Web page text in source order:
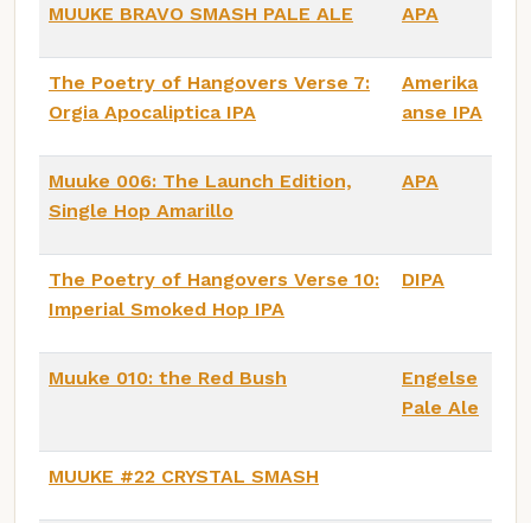
MUUKE BRAVO SMASH PALE ALE APA
The Poetry of Hangovers Verse 7:
Orgia Apocaliptica IPA
Amerika
anse IPA
Muuke 006: The Launch Edition,
Single Hop Amarillo
APA
The Poetry of Hangovers Verse 10:
Imperial Smoked Hop IPA
DIPA
Muuke 010: the Red Bush
Engelse
Pale Ale
MUUKE #22 CRYSTAL SMASH